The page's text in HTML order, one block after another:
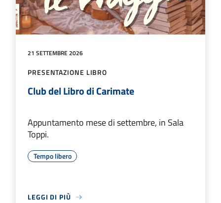
21 SETTEMBRE 2026
PRESENTAZIONE LIBRO
Club del Libro di Carimate
Appuntamento mese di settembre, in Sala
Toppi.
Tempo libero
LEGGI DI PIÙ